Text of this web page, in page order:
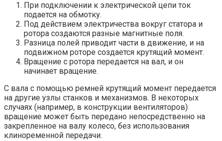
При подключении к электрической цепи ток
подается на обмотку.
Под действием электричества вокруг статора и
ротора создаются разные магнитные поля.
Разница полей приводит части в движение, и на
подвижном роторе создается крутящий момент.
Вращение с ротора передается на вал, и он
начинает вращение.
С вала с помощью ремней крутящий момент передается
на другие узлы станков и механизмов. В некоторых
случаях (например, в конструкции вентиляторов)
вращение может быть передано непосредственно на
закрепленное на валу колесо, без использования
клиноременной передачи.